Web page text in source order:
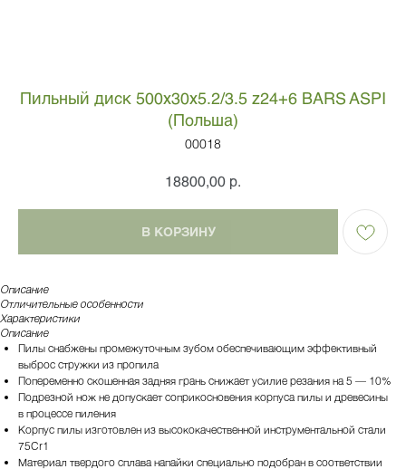
Пильный диск 500х30х5.2/3.5 z24+6 BARS ASPI
(Польша)
00018
18800,00 р.
В КОРЗИНУ
Описание
Отличительные особенности
Характеристики
Описание
Пилы снабжены промежуточным зубом обеспечивающим эффективный
выброс стружки из пропила
Попеременно скошенная задняя грань снижает усилие резания на 5 — 10%
Подрезной нож не допускает соприкосновения корпуса пилы и древесины
в процессе пиления
Корпус пилы изготовлен из высококачественной инструментальной стали
75Cr1
Материал твердого сплава напайки специально подобран в соответствии